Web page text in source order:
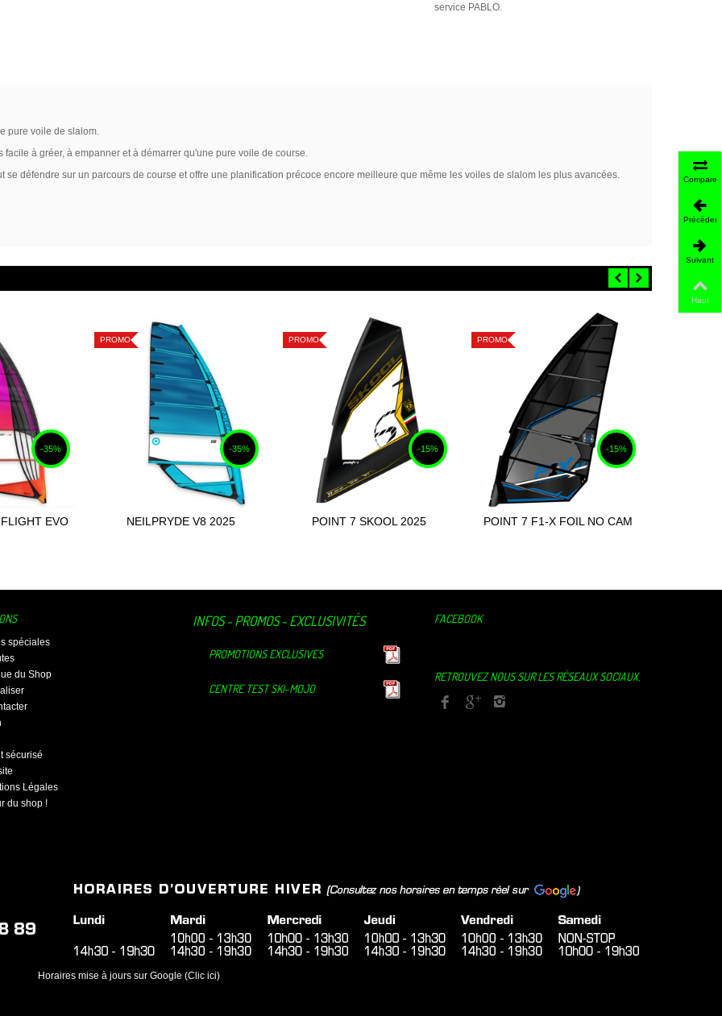
service PABLO.
pure voile de slalom.
à gréer, à empanner et à démarrer qu'une pure voile de course.
défendre sur un parcours de course et offre une planification précoce encore meilleure que même les voiles de slalom les plus avancées.
-35%
panier
EVO
PROMO
-35%
NEILPRYDE V8 2025
PROMO
-15%
Ajouter au panier
POINT 7 SKOOL 2025
PROMO
-15%
Ajouter au panier
POINT 7 F1-X FOIL NO CAM
spéciales
du Shop
sécurisé
Légales
du shop !
INFOS - PROMOS - EXCLUSIVITÉS
PROMOTIONS EXCLUSIVES
CENTRE TEST SKI-MOJO
FACEBOOK
RETROUVEZ NOUS SUR LES RÉSEAUX SOCIAUX.
Horaires mise à jours sur Google (Clic ici)
Comparer
Précédent
Suivant
Haut